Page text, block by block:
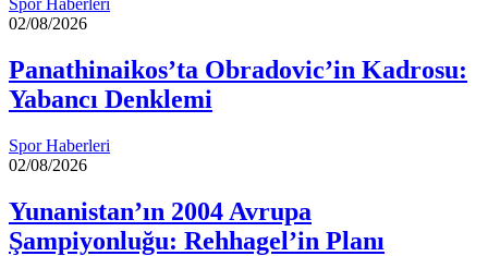
Spor Haberleri
02/08/2026
Panathinaikos’ta Obradovic’in Kadrosu:
Yabancı Denklemi
Spor Haberleri
02/08/2026
Yunanistan’ın 2004 Avrupa
Şampiyonluğu: Rehhagel’in Planı